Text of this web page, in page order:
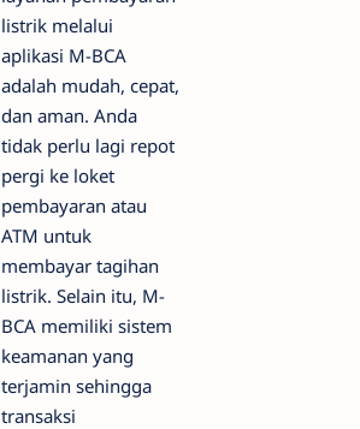
listrik melalui
aplikasi M-BCA
adalah mudah, cepat,
dan aman. Anda
tidak perlu lagi repot
pergi ke loket
pembayaran atau
ATM untuk
membayar tagihan
listrik. Selain itu, M-
BCA memiliki sistem
keamanan yang
terjamin sehingga
transaksi